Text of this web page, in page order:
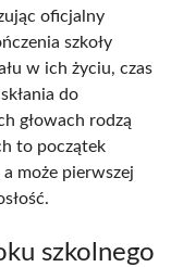
oficjalny
szkoły
w ich życiu, czas
do
głowach rodzą
to początek
może pierwszej
szkolnego